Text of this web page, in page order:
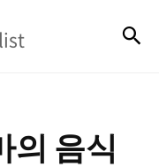
의 음식